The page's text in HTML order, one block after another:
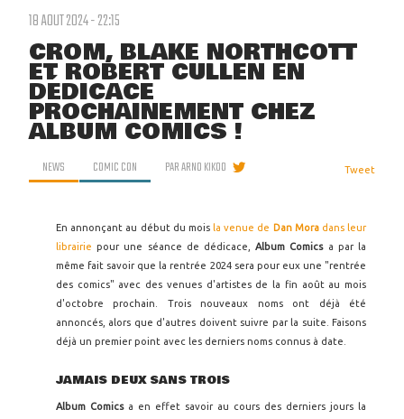
18 AOUT 2024 - 22:15
CROM, BLAKE NORTHCOTT
ET ROBERT CULLEN EN
DÉDICACE
PROCHAINEMENT CHEZ
ALBUM COMICS !
NEWS COMIC CON PARARNO KIKOO Tweet
En annonçant au début du mois la venue de Dan Mora dans leur
librairie pour une séance de dédicace,Album Comics a par la
même fait savoir que la rentrée 2024 sera pour eux une "rentrée
des comics" avec des venues d'artistes de la fin août au mois
d'octobre prochain. Trois nouveaux noms ont déjà été
annoncés, alors que d'autres doivent suivre par la suite. Faisons
déjà un premier point avec les derniers noms connus à date.
JAMAIS DEUX SANS TROIS
Album Comics a en effet savoir au cours des derniers jours la